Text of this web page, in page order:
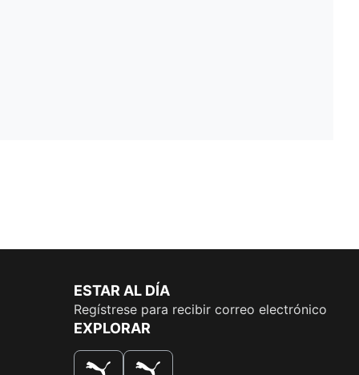
ESTAR AL DÍA
Regístrese para recibir correo electrónico
EXPLORAR